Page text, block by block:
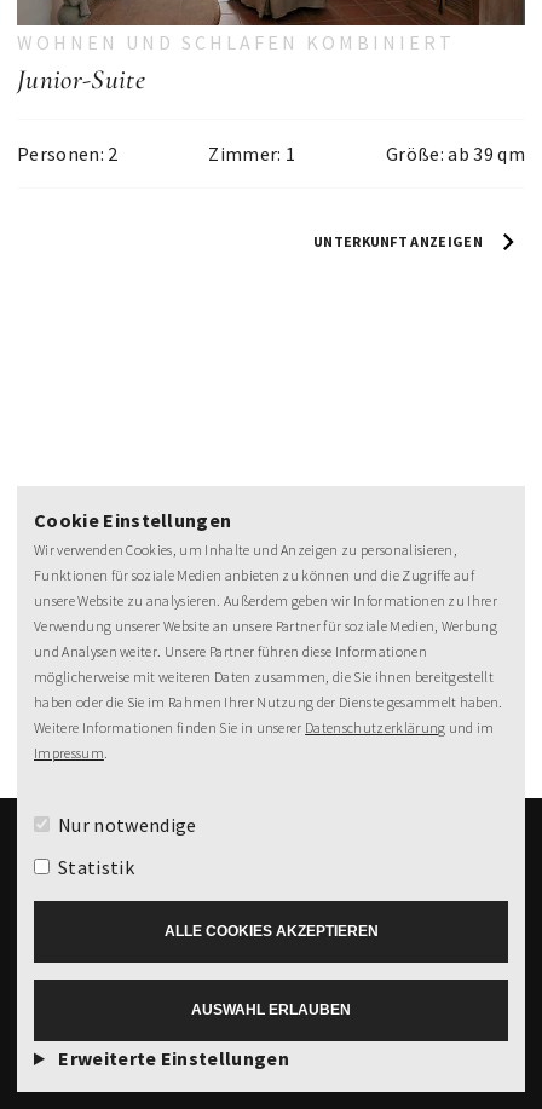
WOHNEN UND SCHLAFEN KOMBINIERT
Junior-Suite
Personen: 2 Zimmer: 1 Größe: ab 39 qm
UNTERKUNFT ANZEIGEN
MeineZeit-Post
99%
Weiterempfehlung
Datenschutz
© 2026 by MeineZeit
Mgt. AG
Cookie Einstellungen
Wir verwenden Cookies, um Inhalte und Anzeigen zu personalisieren,
Funktionen für soziale Medien anbieten zu können und die Zugriffe auf
unsere Website zu analysieren. Außerdem geben wir Informationen zu Ihrer
Verwendung unserer Website an unsere Partner für soziale Medien, Werbung
und Analysen weiter. Unsere Partner führen diese Informationen
möglicherweise mit weiteren Daten zusammen, die Sie ihnen bereitgestellt
haben oder die Sie im Rahmen Ihrer Nutzung der Dienste gesammelt haben.
Weitere Informationen finden Sie in unserer Datenschutzerklärung und im
Impressum.
Nur notwendige
Statistik
ALLE COOKIES AKZEPTIEREN
AUSWAHL ERLAUBEN
Erweiterte Einstellungen